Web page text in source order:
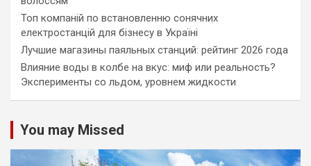
Топ компаній по встановленню сонячних
електростанцій для бізнесу в Україні
Лучшие магазины паяльных станций: рейтинг 2026 года
Влияние воды в колбе на вкус: миф или реальность?
Эксперименты со льдом, уровнем жидкости
You may Missed